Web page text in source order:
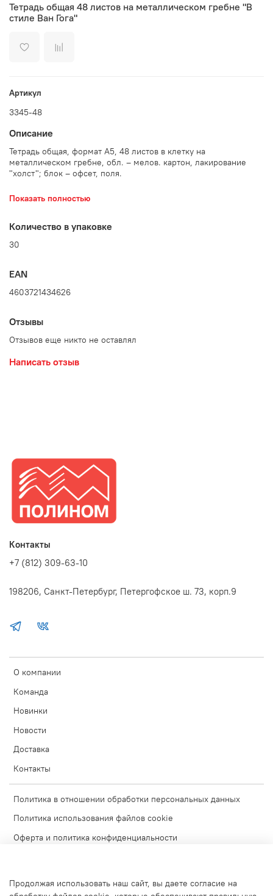
Тетрадь общая 48 листов на металлическом гребне "В
стиле Ван Гога"
Артикул
3345-48
Описание
Тетрадь общая, формат А5, 48 листов в клетку на
металлическом гребне, обл. – мелов. картон, лакирование
"холст"; блок – офсет, поля.
Показать полностью
Количество в упаковке
30
EAN
4603721434626
Отзывы
Отзывов еще никто не оставлял
Написать отзыв
О компании
Команда
Новинки
Новости
Доставка
Контакты
Политика в отношении обработки персональных данных
Политика использования файлов cookie
Оферта и политика конфиденциальности
Контакты
+7 (812) 309-63-10
198206, Санкт-Петербург, Петергофское ш. 73, корп.9
Продолжая использовать наш сайт, вы даете согласие на